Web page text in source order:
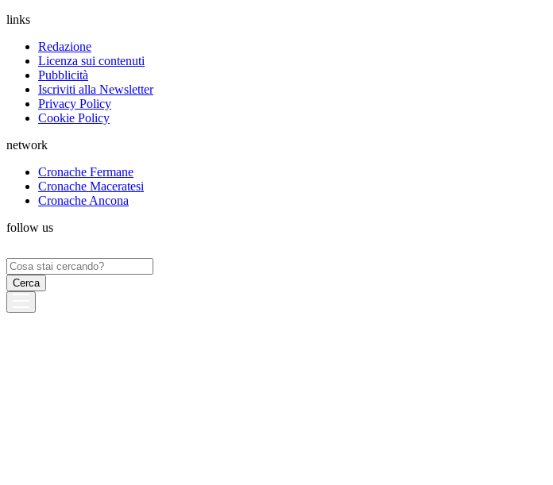
links
Redazione
Licenza sui contenuti
Pubblicità
Iscriviti alla Newsletter
Privacy Policy
Cookie Policy
network
Cronache Fermane
Cronache Maceratesi
Cronache Ancona
follow us
Ricerca
per: